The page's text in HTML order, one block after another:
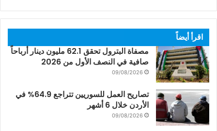
اقرأ أيضاً
مصفاة البترول تحقق 62.1 مليون دينار أرباحاً
صافية في النصف الأول من 2026
09/08/2026
تصاريح العمل للسوريين تتراجع 64.9% في
الأردن خلال 6 أشهر
09/08/2026